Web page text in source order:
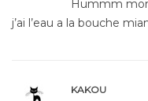
Hummm
j’ai l’eau a la bouche
KAKOU